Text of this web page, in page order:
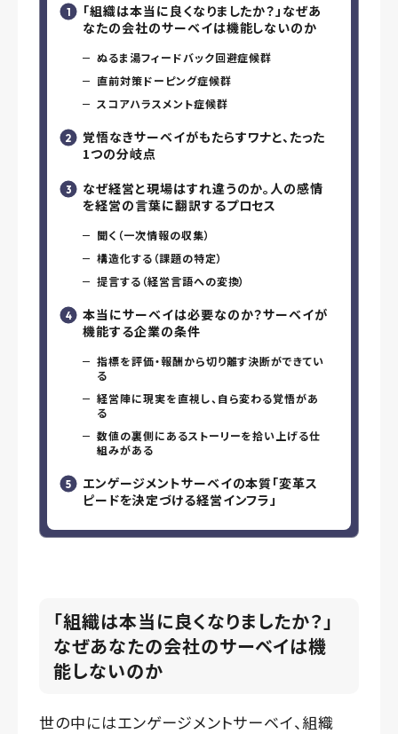
「組織は本当に良くなりましたか？」なぜあ
なたの会社のサーベイは機能しないのか
ぬるま湯フィードバック回避症候群
直前対策ドーピング症候群
スコアハラスメント症候群
覚悟なきサーベイがもたらすワナと、たった
1つの分岐点
なぜ経営と現場はすれ違うのか。人の感情
を経営の言葉に翻訳するプロセス
聞く（一次情報の収集）
構造化する（課題の特定）
提言する（経営言語への変換）
本当にサーベイは必要なのか？サーベイが
機能する企業の条件
指標を評価・報酬から切り離す決断ができてい
る
経営陣に現実を直視し、自ら変わる覚悟があ
る
数値の裏側にあるストーリーを拾い上げる仕
組みがある
エンゲージメントサーベイの本質「変革ス
ピードを決定づける経営インフラ」
「組織は本当に良くなりましたか？」
なぜあなたの会社のサーベイは機
能しないのか
世の中にはエンゲージメントサーベイ、組織